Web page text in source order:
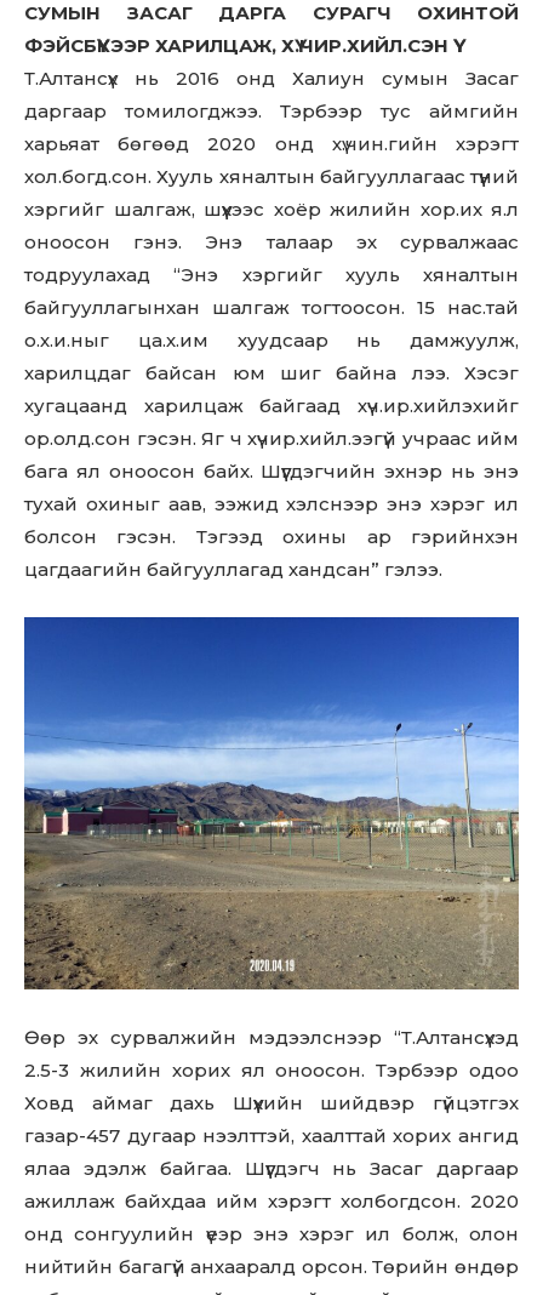
СУМЫН ЗАСАГ ДАРГА СУРАГЧ ОХИНТОЙ
ФЭЙСБҮҮКЭЭР ХАРИЛЦАЖ, ХҮ.ЧИР.ХИЙЛ.СЭН ҮҮ
Т.Алтансүх нь 2016 онд Халиун сумын Засаг
даргаар томилогджээ. Тэрбээр тус аймгийн
харьяат бөгөөд 2020 онд хү.чин.гийн хэрэгт
хол.богд.сон. Хууль хяналтын байгууллагаас түүний
хэргийг шалгаж, шүүхээс хоёр жилийн хор.их я.л
оноосон гэнэ. Энэ талаар эх сурвалжаас
тодруулахад “Энэ хэргийг хууль хяналтын
байгууллагынхан шалгаж тогтоосон. 15 нас.тай
о.х.и.ныг ца.х.им хуудсаар нь дамжуулж,
харилцдаг байсан юм шиг байна лээ. Хэсэг
хугацаанд харилцаж байгаад хүч.ир.хийлэхийг
ор.олд.сон гэсэн. Яг ч хүчир.хийл.ээгүй учраас ийм
бага ял оноосон байх. Шүүгдэгчийн эхнэр нь энэ
тухай охиныг аав, ээжид хэлснээр энэ хэрэг ил
болсон гэсэн. Тэгээд охины ар гэрийнхэн
цагдаагийн байгууллагад хандсан” гэлээ.
Өөр эх сурвалжийн мэдээлснээр “Т.Алтансүхэд
2.5-3 жилийн хорих ял оноосон. Тэрбээр одоо
Ховд аймаг дахь Шүүхийн шийдвэр гүйцэтгэх
газар-457 дугаар нээлттэй, хаалттай хорих ангид
ялаа эдэлж байгаа. Шүүгдэгч нь Засаг даргаар
ажиллаж байхдаа ийм хэрэгт холбогдсон. 2020
онд сонгуулийн үеэр энэ хэрэг ил болж, олон
нийтийн багагүй анхааралд орсон. Төрийн өндөр